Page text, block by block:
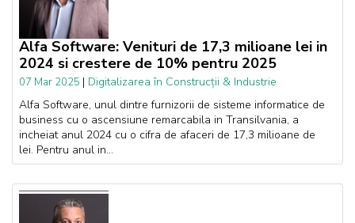
Alfa Software: Venituri de 17,3 milioane lei in
2024 si crestere de 10% pentru 2025
07 Mar 2025 | Digitalizarea în Construcții & Industrie
Alfa Software, unul dintre furnizorii de sisteme informatice de
business cu o ascensiune remarcabila in Transilvania, a
incheiat anul 2024 cu o cifra de afaceri de 17,3 milioane de
lei. Pentru anul in...